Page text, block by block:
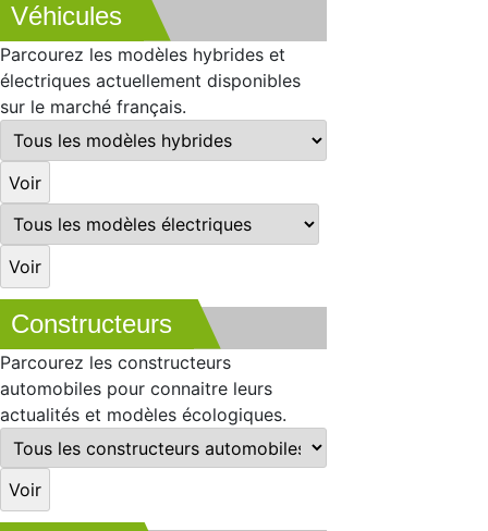
Véhicules
Parcourez les modèles hybrides et
électriques actuellement disponibles
sur le marché français.
Constructeurs
Parcourez les constructeurs
automobiles pour connaitre leurs
actualités et modèles écologiques.